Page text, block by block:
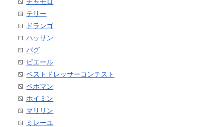
テリー
ドランゴ
ハッサン
バグ
ピエール
ベストドレッサーコンテスト
ベホマン
ホイミン
マリリン
ミレーユ